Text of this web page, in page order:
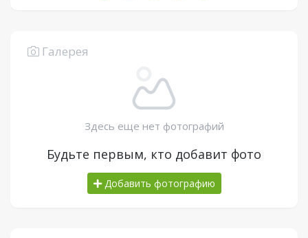
Галерея
Здесь еще нет фотографий
Будьте первым, кто добавит фото
Добавить фотографию